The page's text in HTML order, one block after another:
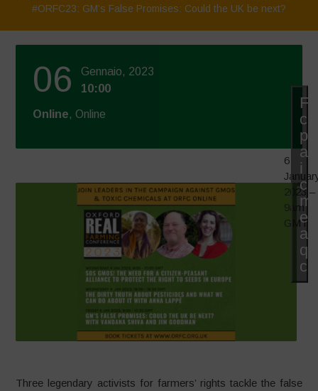
#ORFC23: GM’s False Promises: Could the UK be next?
06
Gennaio, 2023
10:00
Online, Online
6
2023 –
9am
GMT
i
e
Three legendary activists for farmers’ rights tackle the false